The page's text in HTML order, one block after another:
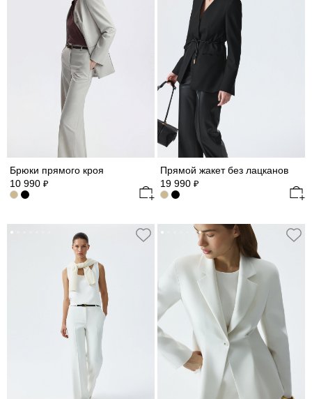
Брюки прямого кроя
10 990 ₽
Прямой жакет без лацканов
19 990 ₽